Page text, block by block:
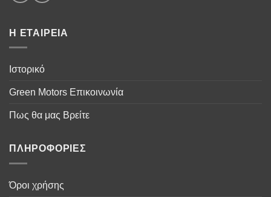
Η ΕΤΑΙΡΕΙΑ
Ιστορικό
Green Motors Επικοινωνία
Πως θα μας Βρείτε
ΠΛΗΡΟΦΟΡΙΕΣ
Όροι χρήσης